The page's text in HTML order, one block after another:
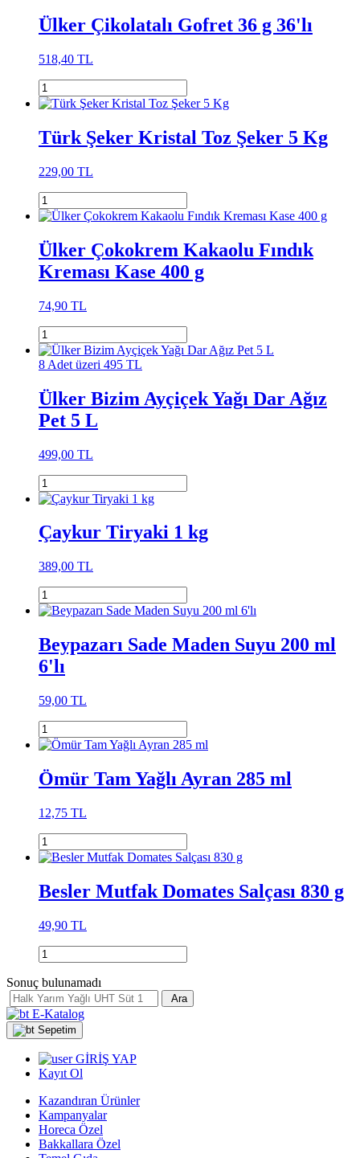
Ülker Çikolatalı Gofret 36 g 36'lı
518,40 TL
Türk Şeker Kristal Toz Şeker 5 Kg
229,00 TL
Ülker Çokokrem Kakaolu Fındık
Kreması Kase 400 g
74,90 TL
8 Adet üzeri 495 TL
Ülker Bizim Ayçiçek Yağı Dar Ağız
Pet 5 L
499,00 TL
Çaykur Tiryaki 1 kg
389,00 TL
Beypazarı Sade Maden Suyu 200 ml
6'lı
59,00 TL
Ömür Tam Yağlı Ayran 285 ml
12,75 TL
Besler Mutfak Domates Salçası 830 g
49,90 TL
Sonuç bulunamadı
Ara
E-Katalog
Sepetim
GİRİŞ YAP
Kayıt Ol
Kazandıran Ürünler
Kampanyalar
Horeca Özel
Bakkallara Özel